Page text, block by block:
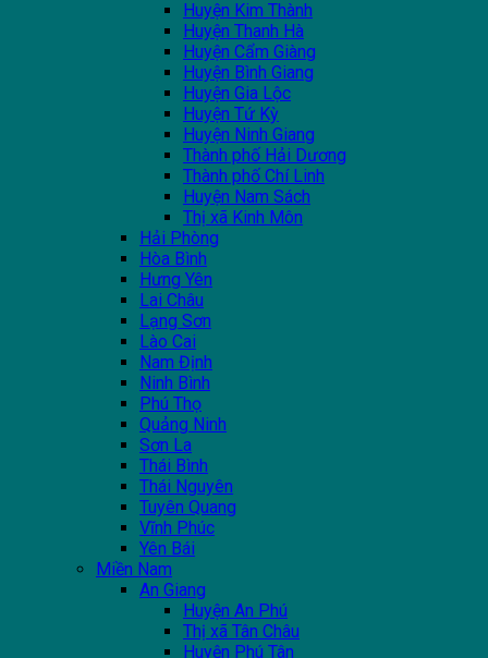
Huyện Kim Thành
Huyện Thanh Hà
Huyện Cẩm Giàng
Huyện Bình Giang
Huyện Gia Lộc
Huyện Tứ Kỳ
Huyện Ninh Giang
Thành phố Hải Dương
Thành phố Chí Linh
Huyện Nam Sách
Thị xã Kinh Môn
Hải Phòng
Hòa Bình
Hưng Yên
Lai Châu
Lạng Sơn
Lào Cai
Nam Định
Ninh Bình
Phú Thọ
Quảng Ninh
Sơn La
Thái Bình
Thái Nguyên
Tuyên Quang
Vĩnh Phúc
Yên Bái
Miền Nam
An Giang
Huyện An Phú
Thị xã Tân Châu
Huyện Phú Tân